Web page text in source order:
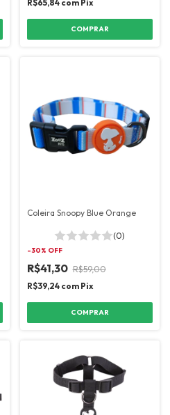
R$65,84 com Pix
COMPRAR
Coleira Snoopy Blue Orange
(0)
-30% OFF
R$41,30 R$59,00
R$39,24 com Pix
COMPRAR